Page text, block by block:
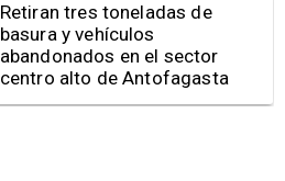
Bajo el estándar: Hospitales de
Antofagasta y Calama no
cumplen con indicadores de
gestión del Minsal